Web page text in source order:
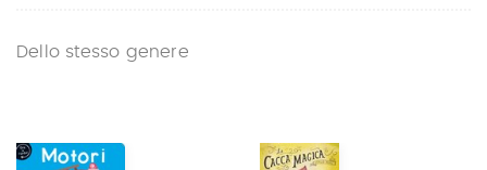
Dello stesso genere